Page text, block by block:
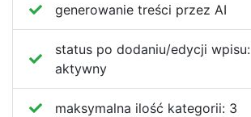
generowanie treści przez AI
status po dodaniu/edycji wpisu:
aktywny
maksymalna ilość kategorii: 3